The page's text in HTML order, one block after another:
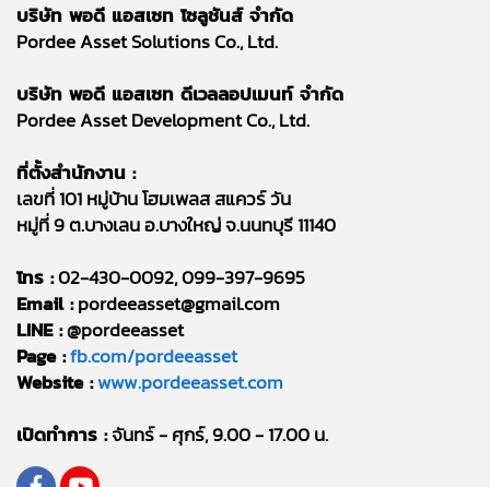
บริษัท พอดี แอสเซท โซลูชันส์ จำกัด
Pordee Asset Solutions Co., Ltd.
บริษัท พอดี แอสเซท ดีเวลลอปเมนท์ จำกัด
Pordee Asset Development Co., Ltd.
ที่ตั้งสำนักงาน :
เลขที่ 101 หมู่บ้าน โฮมเพลส สแควร์ วัน
หมู่ที่ 9 ต.บางเลน อ.บางใหญ่ จ.นนทบุรี 11140
โทร :02-430-0092, 099-397-9695
Email :pordeeasset@gmail.com
LINE :@pordeeasset
Page :fb.com/pordeeasset
Website :www.pordeeasset.com
เปิดทำการ :จันทร์ - ศุกร์, 9.00 - 17.00 น.